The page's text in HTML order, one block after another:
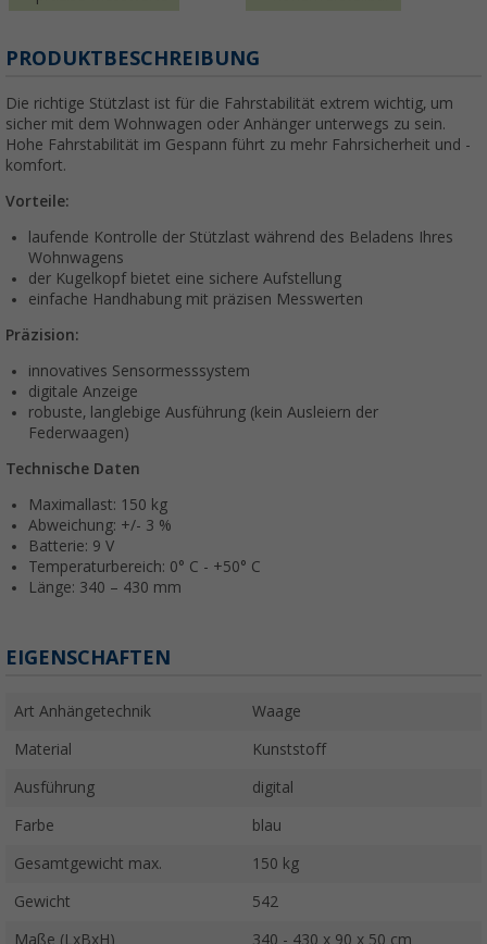
PRODUKTBESCHREIBUNG
Die richtige Stützlast ist für die Fahrstabilität extrem wichtig, um
sicher mit dem Wohnwagen oder Anhänger unterwegs zu sein.
Hohe Fahrstabilität im Gespann führt zu mehr Fahrsicherheit und -
komfort.
Vorteile:
laufende Kontrolle der Stützlast während des Beladens Ihres
Wohnwagens
der Kugelkopf bietet eine sichere Aufstellung
einfache Handhabung mit präzisen Messwerten
Präzision:
innovatives Sensormesssystem
digitale Anzeige
robuste, langlebige Ausführung (kein Ausleiern der
Federwaagen)
Technische Daten
Maximallast: 150 kg
Abweichung: +/- 3 %
Batterie: 9 V
Temperaturbereich: 0° C - +50° C
Länge: 340 – 430 mm
EIGENSCHAFTEN
Art Anhängetechnik Waage
Material Kunststoff
Ausführung digital
Farbe blau
Gesamtgewicht max. 150 kg
Gewicht 542
Maße (LxBxH) 340 - 430 x 90 x 50 cm